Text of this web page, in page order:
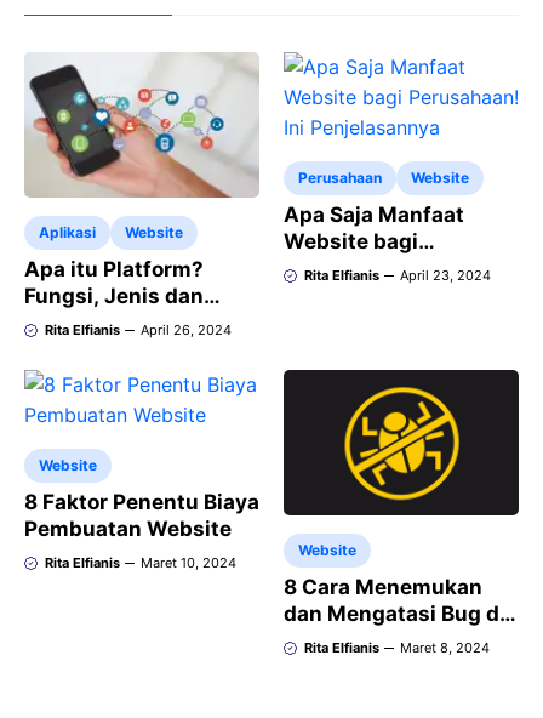
Aplikasi Website
Apa itu Platform?
Fungsi, Jenis dan
Contohnya
Rita Elfianis April 26, 2024
Perusahaan Website
Apa Saja Manfaat
Website bagi
Perusahaan! Ini
Rita Elfianis April 23, 2024
Website
8 Faktor Penentu Biaya
Pembuatan Website
Rita Elfianis Maret 10, 2024
Website
8 Cara Menemukan
dan Mengatasi Bug di
Website
Rita Elfianis Maret 8, 2024